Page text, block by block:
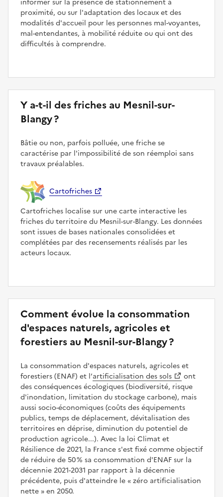
proximité, ou sur l'adaptation des locaux et des
modalités d'accueil pour les personnes mal-voyantes,
mal-entendantes, à mobilité réduite ou qui ont des
difficultés à comprendre.
Y a-t-il des friches au Mesnil-sur-
Blangy ?
Bâtie ou non, parfois polluée, une friche se
caractérise par l'impossibilité de son réemploi sans
travaux préalables.
Cartofriches
Cartofriches localise sur une carte interactive les
friches du territoire du Mesnil-sur-Blangy. Les données
sont issues de bases nationales consolidées et
complétées par des recensements réalisés par les
acteurs locaux.
Comment évolue la consommation
d'espaces naturels, agricoles et
forestiers au Mesnil-sur-Blangy ?
La consommation d'espaces naturels, agricoles et
forestiers (ENAF) et l’artificialisation des sols
ont
des conséquences écologiques (biodiversité, risque
d'inondation, limitation du stockage carbone), mais
aussi socio-économiques (coûts des équipements
publics, temps de déplacement, dévitalisation des
territoires en déprise, diminution du potentiel de
production agricole...). Avec la loi Climat et
Résilience de 2021, la France s'est fixé comme objectif
de réduire de 50 % sa consommation d'ENAF sur la
décennie 2021-2031 par rapport à la décennie
précédente, puis d'atteindre le
zéro artificialisation
nette
en 2050.